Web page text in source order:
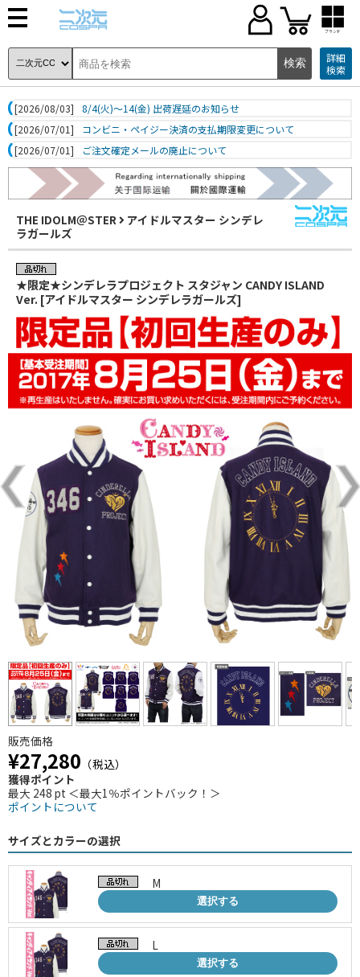
ブランド
詳細
検索
[2026/08/03]
8/4(火)～14(金) 出荷遅延のお知らせ
[2026/07/01]
コンビニ・ペイジー決済の支払期限変更について
[2026/07/01]
ご注文確定メールの廃止について
THE IDOLM＠STER
アイドルマスター シンデレ
ラガールズ
★限定★シンデレラプロジェクト スタジャン CANDY ISLAND
Ver. [アイドルマスター シンデレラガールズ]
販売価格
¥27,280 （税込）
獲得ポイント
最大 248 pt ＜最大1％ポイントバック！＞
ポイントについて
サイズとカラーの選択
M
選択する
L
選択する